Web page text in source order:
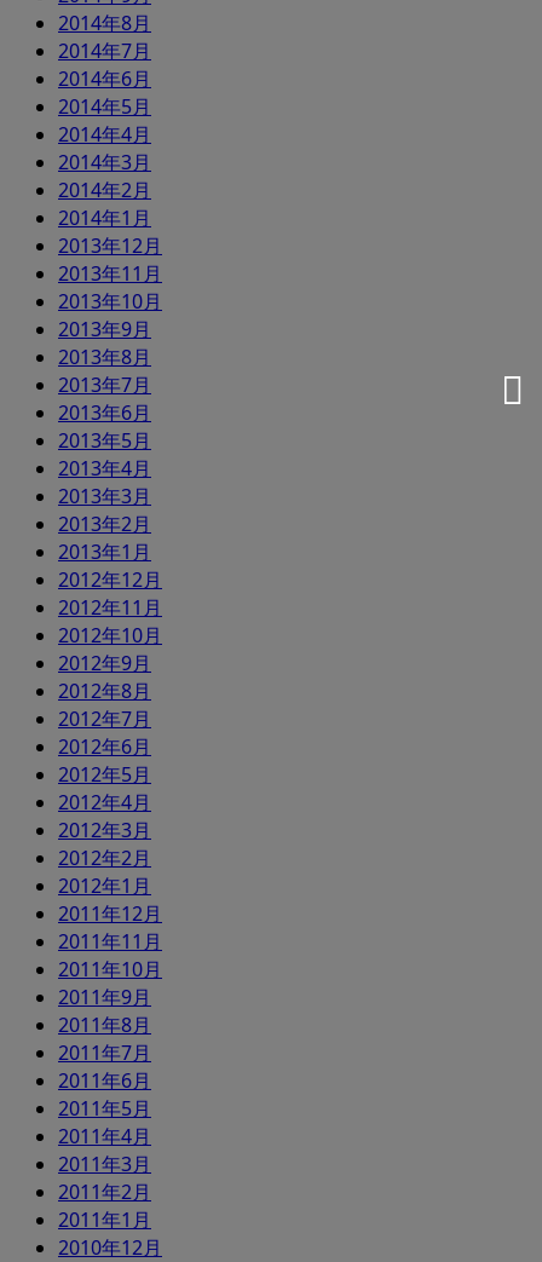
2014年8月
2014年7月
2014年6月
2014年5月
2014年4月
2014年3月
2014年2月
2014年1月
2013年12月
2013年11月
2013年10月
2013年9月
2013年8月
2013年7月
2013年6月
2013年5月
2013年4月
2013年3月
2013年2月
2013年1月
2012年12月
2012年11月
2012年10月
2012年9月
2012年8月
2012年7月
2012年6月
2012年5月
2012年4月
2012年3月
2012年2月
2012年1月
2011年12月
2011年11月
2011年10月
2011年9月
2011年8月
2011年7月
2011年6月
2011年5月
2011年4月
2011年3月
2011年2月
2011年1月
2010年12月